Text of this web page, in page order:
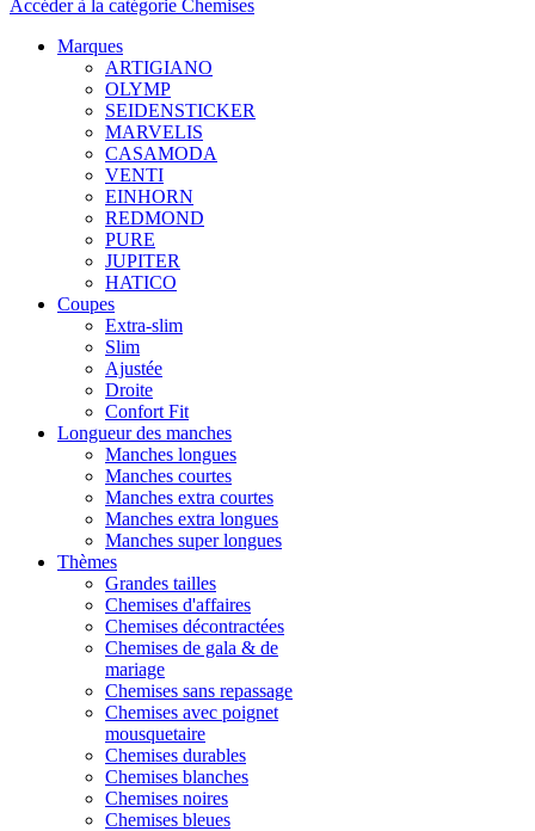
Accéder à la catégorie Chemises
Marques
ARTIGIANO
OLYMP
SEIDENSTICKER
MARVELIS
CASAMODA
VENTI
EINHORN
REDMOND
PURE
JUPITER
HATICO
Coupes
Extra-slim
Slim
Ajustée
Droite
Confort Fit
Longueur des manches
Manches longues
Manches courtes
Manches extra courtes
Manches extra longues
Manches super longues
Thèmes
Grandes tailles
Chemises d'affaires
Chemises décontractées
Chemises de gala & de
mariage
Chemises sans repassage
Chemises avec poignet
mousquetaire
Chemises durables
Chemises blanches
Chemises noires
Chemises bleues